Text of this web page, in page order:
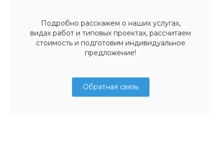
Подробно расскажем о наших услугах,
видах работ и типовых проектах, рассчитаем
стоимость и подготовим индивидуальное
предложение!
Обратная связь